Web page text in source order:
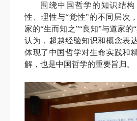
围绕中国哲学的知识结
性、理性与“觉性”的不同层次
家的“生而知之”“良知”与道家的
认为，超越经验知识和概念表
体现了中国哲学对生命实践和
解，也是中国哲学的重要旨归。